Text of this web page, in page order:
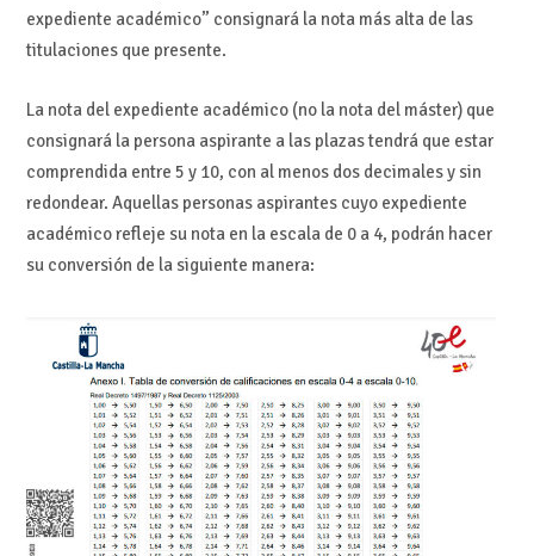
expediente académico” consignará la nota más alta de las
titulaciones que presente.
La nota del expediente académico (no la nota del máster) que
consignará la persona aspirante a las plazas tendrá que estar
comprendida entre 5 y 10, con al menos dos decimales y sin
redondear. Aquellas personas aspirantes cuyo expediente
académico refleje su nota en la escala de 0 a 4, podrán hacer
su conversión de la siguiente manera: